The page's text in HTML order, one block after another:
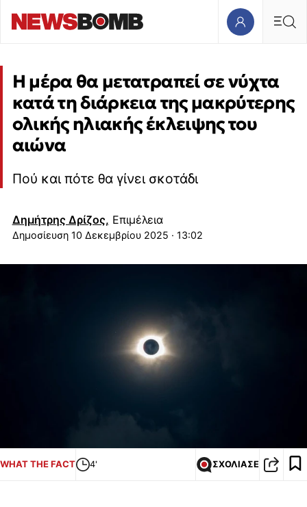
Η μέρα θα μετατραπεί σε νύχτα
κατά τη διάρκεια της μακρύτερης
ολικής ηλιακής έκλειψης του
αιώνα
Πού και πότε θα γίνει σκοτάδι
Δημήτρης Δρίζος, Επιμέλεια
10 Δεκεμβρίου 2025 · 13:02
WHAT THE FACT 4' ΣΧΟΛΙΑΣΕ